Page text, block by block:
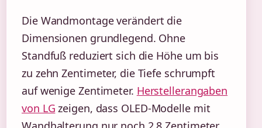
Die Wandmontage verändert die
Dimensionen grundlegend. Ohne
Standfuß reduziert sich die Höhe um bis
zu zehn Zentimeter, die Tiefe schrumpft
auf wenige Zentimeter. Herstellerangaben
von LG zeigen, dass OLED-Modelle mit